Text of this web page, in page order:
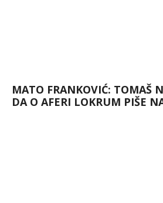
MATO FRANKOVIĆ: TOMAŠ
DA O AFERI LOKRUM PIŠE